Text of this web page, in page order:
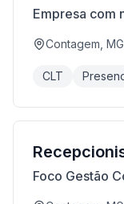
Empresa com
Contagem, MG
CLT
Foco Gestão